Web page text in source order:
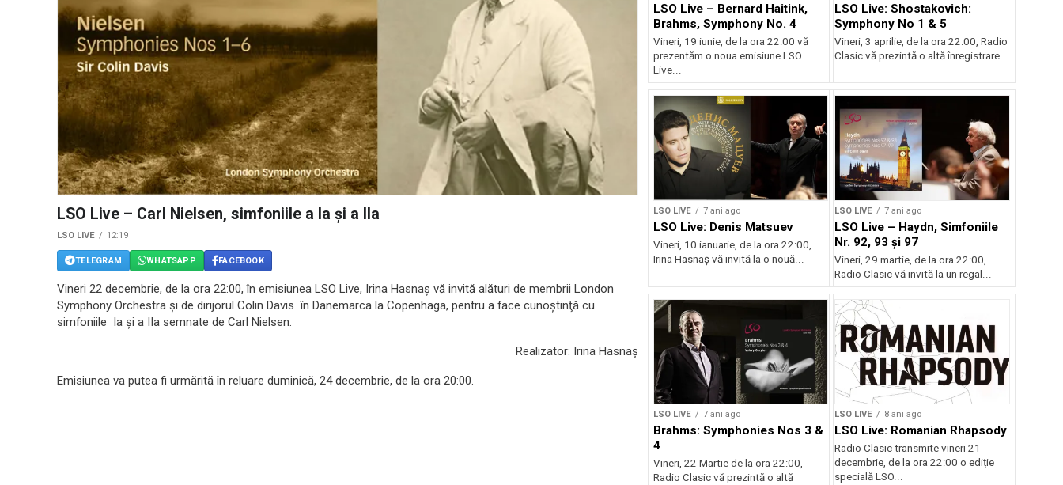
LSO Live – Carl Nielsen, simfoniile a Ia și a IIa
LSO LIVE 12:19
TELEGRAM WHATSAPP FACEBOOK
Vineri 22 decembrie, de la ora 22:00, în emisiunea LSO Live, Irina Hasnaș vă invită alături de membrii London
Symphony Orchestra şi de dirijorul Colin Davis în Danemarca la Copenhaga, pentru a face cunoştinţă cu
simfoniile Ia și a IIa semnate de Carl Nielsen.
Realizator: Irina Hasnaș
Emisiunea va putea fi urmărită în reluare duminică, 24 decembrie, de la ora 20:00.
LSO Live – Bernard Haitink,
Brahms, Symphony No. 4
Vineri, 19 iunie, de la ora 22:00 vă
prezentăm o noua emisiune LSO
Live...
LSO Live: Shostakovich:
Symphony No 1 & 5
Vineri, 3 aprilie, de la ora 22:00, Radio
Clasic vă prezintă o altă înregistrare...
LSO LIVE 7 ani ago
LSO Live: Denis Matsuev
Vineri, 10 ianuarie, de la ora 22:00,
Irina Hasnaș vă invită la o nouă...
LSO LIVE 7 ani ago
LSO Live – Haydn, Simfoniile
Nr. 92, 93 și 97
Vineri, 29 martie, de la ora 22:00,
Radio Clasic vă invită la un regal...
LSO LIVE 7 ani ago
Brahms: Symphonies Nos 3 &
4
Vineri, 22 Martie de la ora 22:00,
Radio Clasic vă prezintă o altă
LSO LIVE 8 ani ago
LSO Live: Romanian Rhapsody
Radio Clasic transmite vineri 21
decembrie, de la ora 22:00 o ediție
specială LSO...